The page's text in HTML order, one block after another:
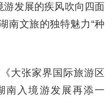
游发展的疾风吹向四面
南文旅的独特魅力“种
张家界国际旅游区
南入境游发展再添一